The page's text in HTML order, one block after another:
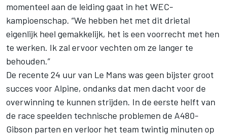
momenteel aan de leiding gaat in het WEC-
kampioenschap. “We hebben het met dit drietal
eigenlijk heel gemakkelijk, het is een voorrecht met hen
te werken. Ik zal ervoor vechten om ze langer te
behouden.”
De recente 24 uur van Le Mans was geen bijster groot
succes voor Alpine, ondanks dat men dacht voor de
overwinning te kunnen strijden. In de eerste helft van
de race speelden technische problemen de A480-
Gibson parten en verloor het team twintig minuten op